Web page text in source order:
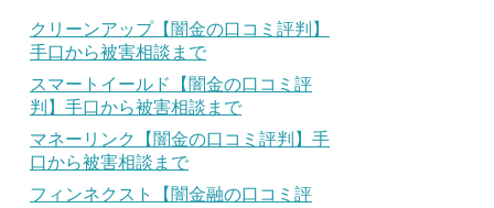
クリーンアップ【闇金の口コミ評判】
手口から被害相談まで
スマートイールド【闇金の口コミ評
判】手口から被害相談まで
マネーリンク【闇金の口コミ評判】手
口から被害相談まで
フィンネクスト【闇金融の口コミ評